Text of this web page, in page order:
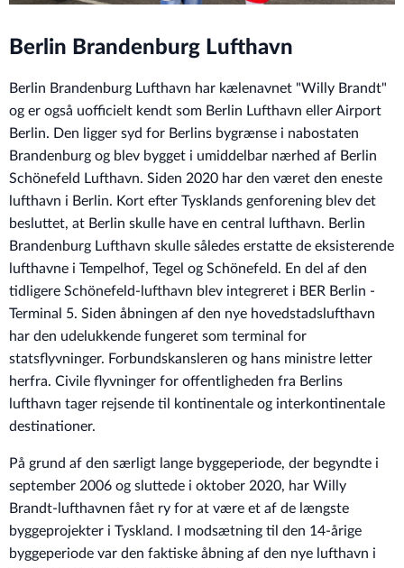
Berlin Brandenburg Lufthavn
Berlin Brandenburg Lufthavn har kælenavnet "Willy Brandt"
og er også uofficielt kendt som Berlin Lufthavn eller Airport
Berlin. Den ligger syd for Berlins bygrænse i nabostaten
Brandenburg og blev bygget i umiddelbar nærhed af Berlin
Schönefeld Lufthavn. Siden 2020 har den været den eneste
lufthavn i Berlin. Kort efter Tysklands genforening blev det
besluttet, at Berlin skulle have en central lufthavn. Berlin
Brandenburg Lufthavn skulle således erstatte de eksisterende
lufthavne i Tempelhof, Tegel og Schönefeld. En del af den
tidligere Schönefeld-lufthavn blev integreret i BER Berlin -
Terminal 5. Siden åbningen af den nye hovedstadslufthavn
har den udelukkende fungeret som terminal for
statsflyvninger. Forbundskansleren og hans ministre letter
herfra. Civile flyvninger for offentligheden fra Berlins
lufthavn tager rejsende til kontinentale og interkontinentale
destinationer.
På grund af den særligt lange byggeperiode, der begyndte i
september 2006 og sluttede i oktober 2020, har Willy
Brandt-lufthavnen fået ry for at være et af de længste
byggeprojekter i Tyskland. I modsætning til den 14-årige
byggeperiode var den faktiske åbning af den nye lufthavn i